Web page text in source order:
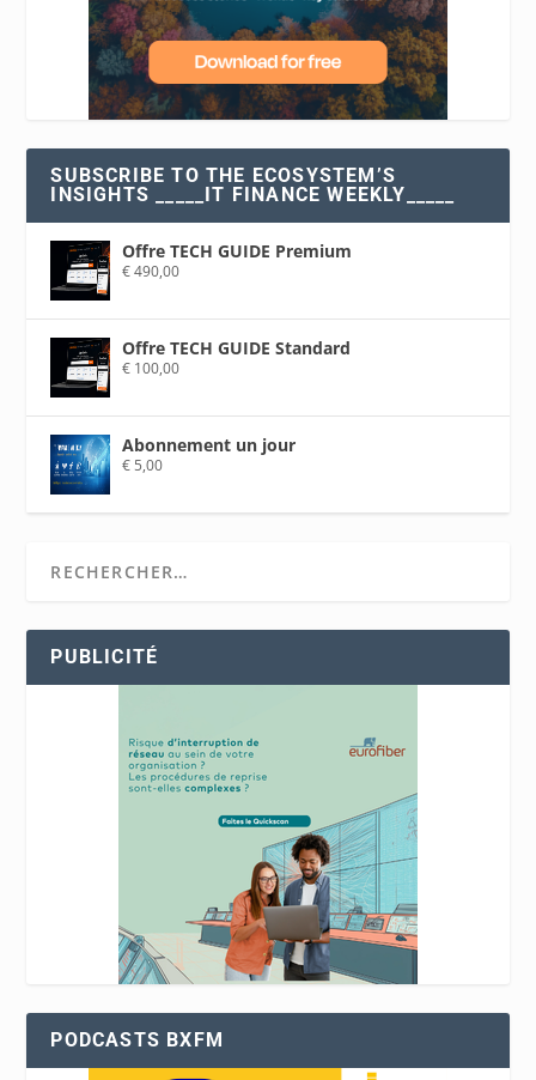
SUBSCRIBE TO THE ECOSYSTEM’S
INSIGHTS _____IT FINANCE WEEKLY_____
Offre TECH GUIDE Premium
€490,00
Offre TECH GUIDE Standard
€ 100,00
Abonnement un jour
€ 5,00
PUBLICITÉ
PODCASTS BXFM